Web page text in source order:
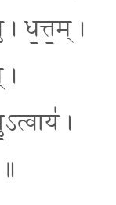
ध॒त्त॒म् ।
।